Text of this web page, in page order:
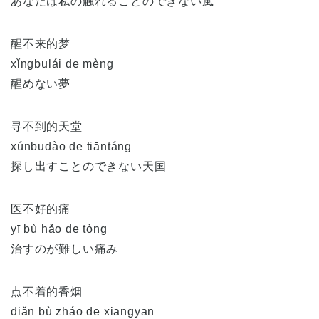
醒不来的梦
xǐngbulái de mèng
醒めない夢
寻不到的天堂
xúnbudào de tiāntáng
探し出すことのできない天国
医不好的痛
yī bù hǎo de tòng
治すのが難しい痛み
点不着的香烟
diǎn bù zháode xiāngyān